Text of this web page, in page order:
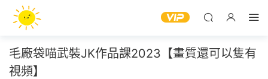
毛廠袋喵武裝JK作品課2023【畫質還可以隻有
視頻】